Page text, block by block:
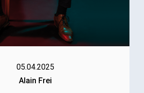
05.04.2025
Alain Frei